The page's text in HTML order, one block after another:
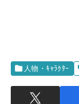
人物・ｷｬﾗｸﾀｰ